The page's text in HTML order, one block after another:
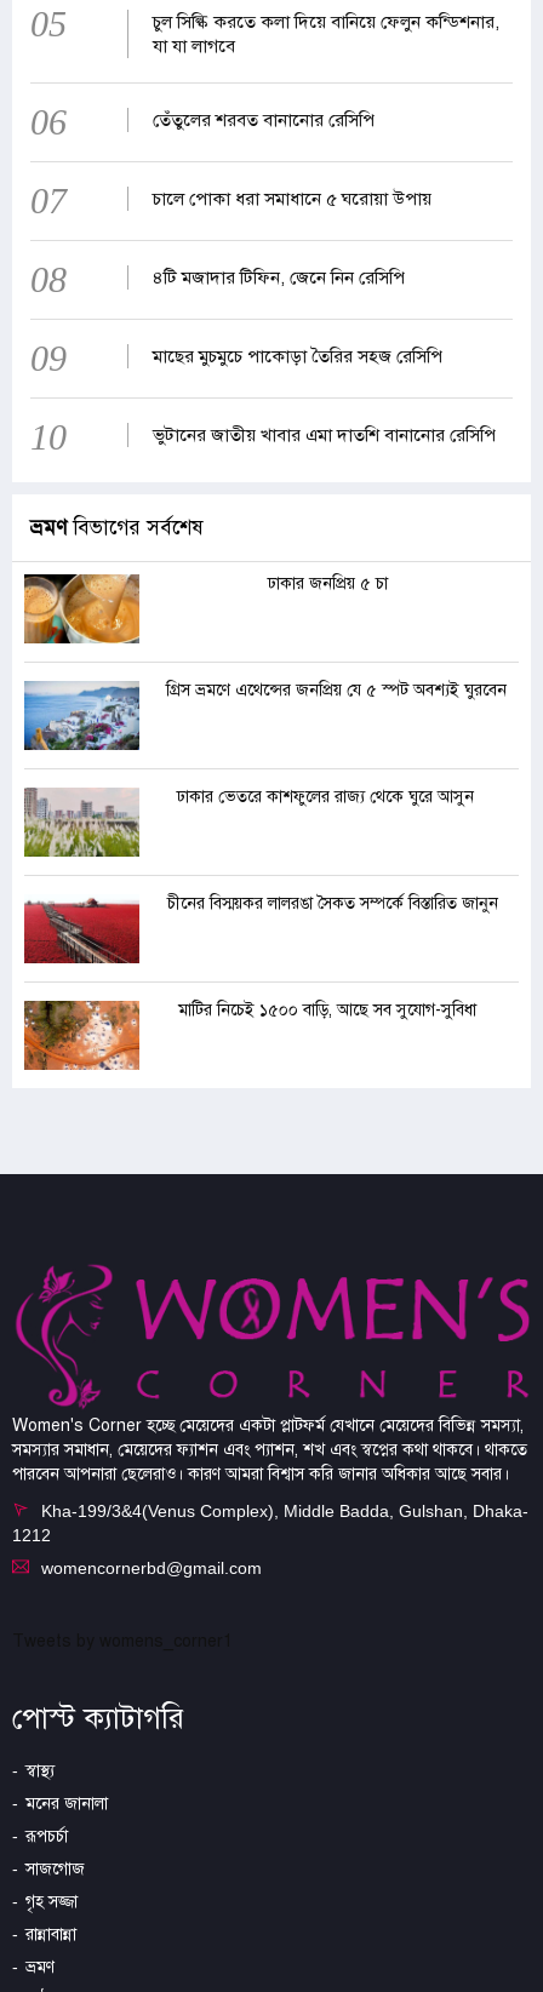
05
চুল সিল্কি করতে কলা দিয়ে বানিয়ে ফেলুন কন্ডিশনার,
যা যা লাগবে
06 তেঁতুলের শরবত বানানোর রেসিপি
07 চালে পোকা ধরা সমাধানে ৫ ঘরোয়া উপায়
08 ৪টি মজাদার টিফিন, জেনে নিন রেসিপি
09 মাছের মুচমুচে পাকোড়া তৈরির সহজ রেসিপি
10 ভুটানের জাতীয় খাবার এমা দাতশি বানানোর রেসিপি
ভ্রমণবিভাগের সর্বশেষ
ঢাকার জনপ্রিয় ৫ চা
গ্রিস ভ্রমণে এথেন্সের জনপ্রিয় যে ৫ স্পট অবশ্যই ঘুরবেন
ঢাকার ভেতরে কাশফুলের রাজ্য থেকে ঘুরে আসুন
চীনের বিস্ময়কর লালরঙা সৈকত সম্পর্কে বিস্তারিত জানুন
মাটির নিচেই ১৫০০ বাড়ি, আছে সব সুযোগ-সুবিধা
Women's Corner হচ্ছে মেয়েদের একটা প্লাটফর্ম যেখানে মেয়েদের বিভিন্ন সমস্যা,
সমস্যার সমাধান, মেয়েদের ফ্যাশন এবং প্যাশন, শখ এবং স্বপ্নের কথা থাকবে। থাকতে
পারবেন আপনারা ছেলেরাও। কারণ আমরা বিশ্বাস করি জানার অধিকার আছে সবার।
Kha-199/3&4(Venus Complex), Middle Badda, Gulshan, Dhaka-
1212
womencornerbd@gmail.com
পোস্ট ক্যাটাগরি
স্বাস্থ্য
মনের জানালা
রূপচর্চা
সাজগোজ
গৃহ সজ্জা
রান্নাবান্না
ভ্রমণ